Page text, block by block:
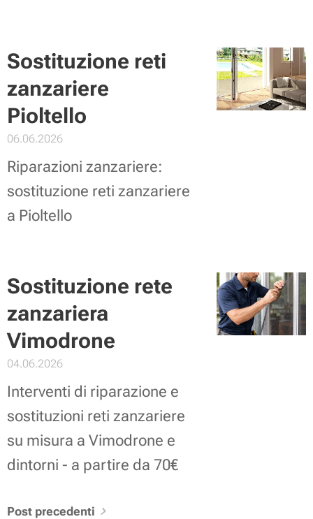
Sostituzione reti
zanzariere
Pioltello
06.06.2026
Riparazioni zanzariere:
sostituzione reti zanzariere
a Pioltello
Sostituzione rete
zanzariera
Vimodrone
04.06.2026
Interventi di riparazione e
sostituzioni reti zanzariere
su misura a Vimodrone e
dintorni - a partire da 70€
Post precedenti